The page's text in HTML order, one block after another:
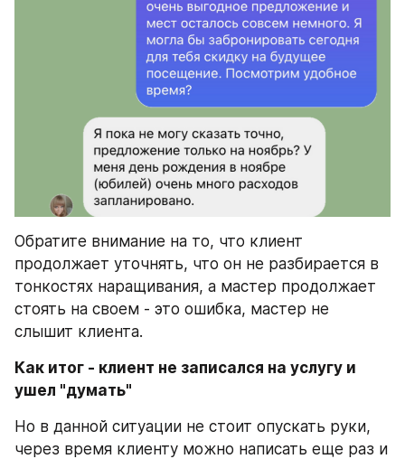
Обратите внимание на то, что клиент
продолжает уточнять, что он не разбирается в
тонкостях наращивания, а мастер продолжает
стоять на своем - это ошибка, мастер не
слышит клиента.
Как итог - клиент не записался на услугу и
ушел "думать"
Но в данной ситуации не стоит опускать руки,
через время клиенту можно написать еще раз и